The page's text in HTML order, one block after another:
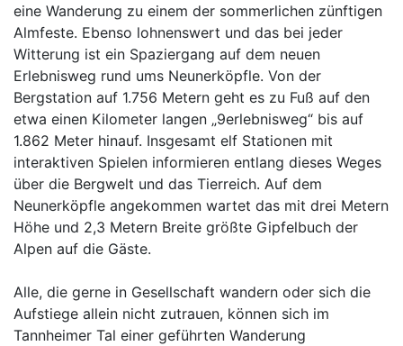
eine Wanderung zu einem der sommerlichen zünftigen
Almfeste. Ebenso lohnenswert und das bei jeder
Witterung ist ein Spaziergang auf dem neuen
Erlebnisweg rund ums Neunerköpfle. Von der
Bergstation auf 1.756 Metern geht es zu Fuß auf den
etwa einen Kilometer langen „9erlebnisweg“ bis auf
1.862 Meter hinauf. Insgesamt elf Stationen mit
interaktiven Spielen informieren entlang dieses Weges
über die Bergwelt und das Tierreich. Auf dem
Neunerköpfle angekommen wartet das mit drei Metern
Höhe und 2,3 Metern Breite größte Gipfelbuch der
Alpen auf die Gäste.
Alle, die gerne in Gesellschaft wandern oder sich die
Aufstiege allein nicht zutrauen, können sich im
Tannheimer Tal einer geführten Wanderung